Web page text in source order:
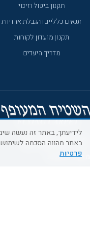
תקנון ביטול וזיכוי
תנאים כלליים והגבלת אחריות
תקנון מועדון לקוחות
מדריך היעדים
מוקד הזמנות
באתר מהווה הסכמה לשימוש
פרטיות